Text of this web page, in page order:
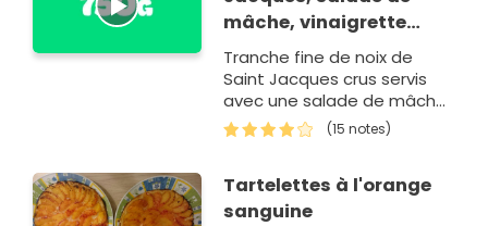
mâche, vinaigrette
d'orange sanguine
Tranche fine de noix de
Saint Jacques crus servis
avec une salade de mâche,
assaisonner d'une
vinaigrette acidulée.
étudiants d'Adelyhs.
(15 notes)
Tartelettes à l'orange
sanguine